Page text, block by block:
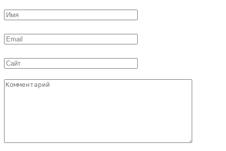
Имя
Email
Сайт
Комментарий